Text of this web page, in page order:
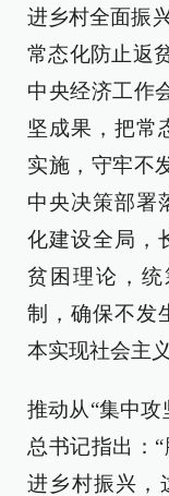
进乡村全面振
常态化防止返
中央经济工作
坚成果，把常
实施，守牢不
中央决策部署
化建设全局，
贫困理论，
制，确保不发
本实现社会主
推动从“集中攻
总书记指出：
进乡村振兴，